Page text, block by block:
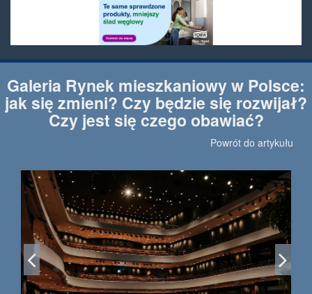
Galeria Rynek mieszkaniowy w Polsce:
jak się zmieni? Czy będzie się rozwijał?
Czy jest się czego obawiać?
Powrót do artykułu